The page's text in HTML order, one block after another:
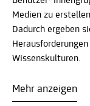
Medien zu
Dadurch ergeben
Wissenskulturen.
Mehr anzeigen